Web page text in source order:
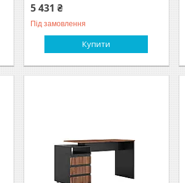
5 431 ₴
Під замовлення
Купити